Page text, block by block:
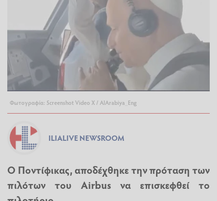
Φωτογραφία: Screenshot Video X / AlArabiya_Eng
ILIALIVE NEWSROOM
Ο Ποντίφικας, αποδέχθηκε την πρόταση των
πιλότων του Airbus να επισκεφθεί το